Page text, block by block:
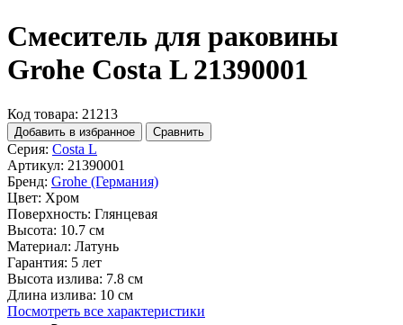
Смеситель для раковины
Grohe Costa L 21390001
Код товара: 21213
Добавить в избранное Сравнить
Серия: Costa L
Артикул: 21390001
Бренд: Grohe (Германия)
Цвет: Хром
Поверхность: Глянцевая
Высота: 10.7 см
Материал: Латунь
Гарантия: 5 лет
Высота излива: 7.8 см
Длина излива: 10 см
Посмотреть все характеристики